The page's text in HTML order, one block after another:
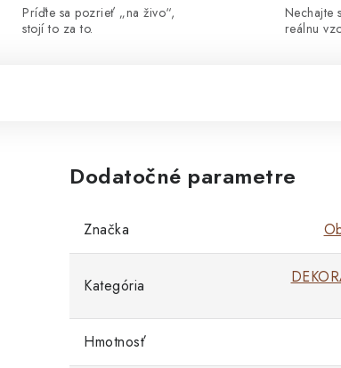
Príďte sa pozrieť „na živo“,
stojí to za to.
Nechajte
reálnu
Dodatočné parametre
Značka
Kategória
Hmotnosť